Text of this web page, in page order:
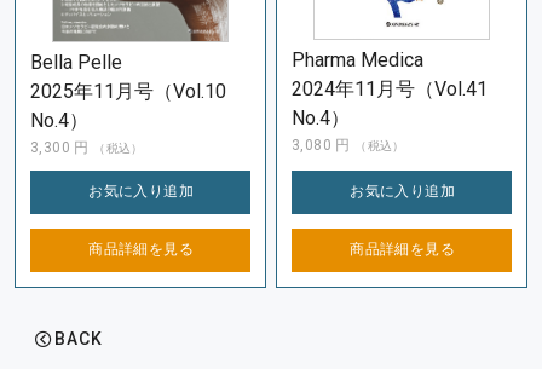
Bella Pelle
2025年11月号（Vol.10
No.4）
3,300 円 （税込）
お気に入り追加
商品詳細を 見る
Pharma Medica
2024年11月号（Vol.41
No.4）
3,080 円 （税込）
お気に入り追加
商品詳細を 見る
BACK